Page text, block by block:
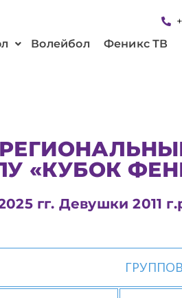
Волейбол Феникс ТВ
«КУБОК
гг. Девушки 2011